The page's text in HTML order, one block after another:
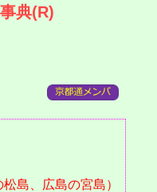
典(R)
島、広島の宮島）